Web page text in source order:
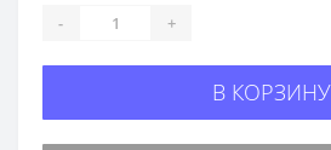
- +
В КОРЗИНУ